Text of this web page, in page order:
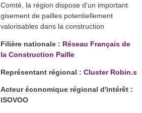
Comté, la région dispose d’un important
gisement de pailles potentiellement
valorisables dans la construction
Filière nationale : Réseau Français de
la Construction Paille
Représentant régional : Cluster Robin.s
Acteur économique régional d'intérêt :
ISOVOO